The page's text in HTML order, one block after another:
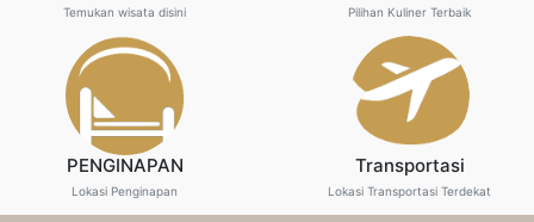
Temukan wisata disini Pilihan Kuliner Terbaik
PENGINAPAN
Lokasi Penginapan
Transportasi
Lokasi Transportasi Terdekat